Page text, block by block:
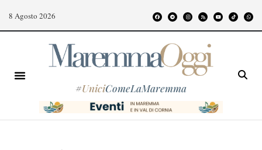
8 Agosto 2026
#UniciComeLaMaremma